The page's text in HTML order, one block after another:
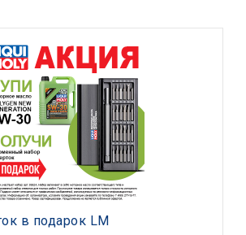
в подарок LM